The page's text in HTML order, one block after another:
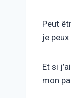
Peut
je
Et si
mon